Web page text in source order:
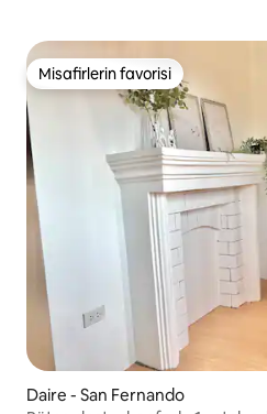
Misafirlerin favorisi
Misafirlerin favorisi
Daire - San Fernando